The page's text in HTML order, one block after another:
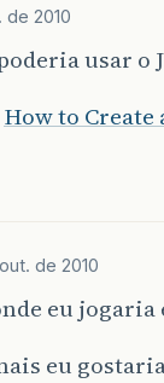
2010
usar o
How to
de 2010
eu
eu